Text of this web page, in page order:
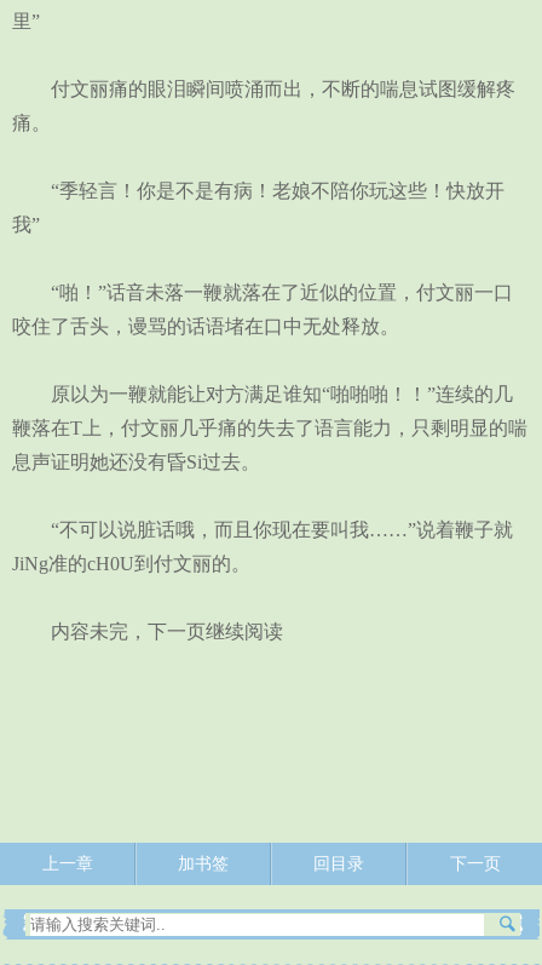
里”
付文丽痛的眼泪瞬间喷涌而出，不断的喘息试图缓解疼
痛。
“季轻言！你是不是有病！老娘不陪你玩这些！快放开
我”
“啪！”话音未落一鞭就落在了近似的位置，付文丽一口
咬住了舌头，谩骂的话语堵在口中无处释放。
原以为一鞭就能让对方满足谁知“啪啪啪！！”连续的几
鞭落在T上，付文丽几乎痛的失去了语言能力，只剩明显的喘
息声证明她还没有昏Si过去。
“不可以说脏话哦，而且你现在要叫我……”说着鞭子就
JiNg准的cH0U到付文丽的。
内容未完，下一页继续阅读
上一章 加书签 回目录 下一页